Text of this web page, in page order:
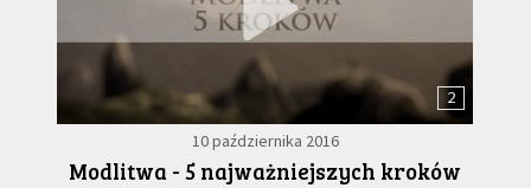
2
10 października 2016
Modlitwa - 5 najważniejszych kroków